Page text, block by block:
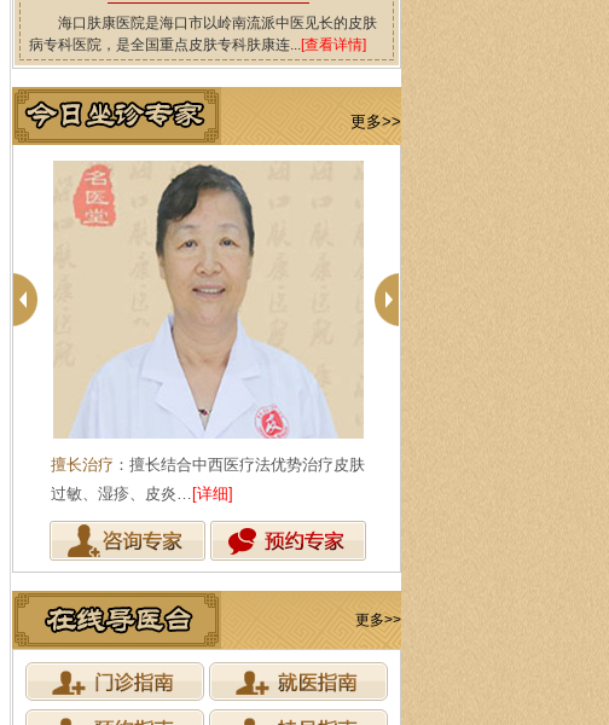
海口肤康医院是海口市以岭南流派中医见长的皮肤
病专科医院，是全国重点皮肤专科肤康连...[查看详情]
更多>>
擅长治疗 ：擅长结合中西医疗法优势治疗皮肤
过敏、湿疹、皮炎… [详细]
更多>>